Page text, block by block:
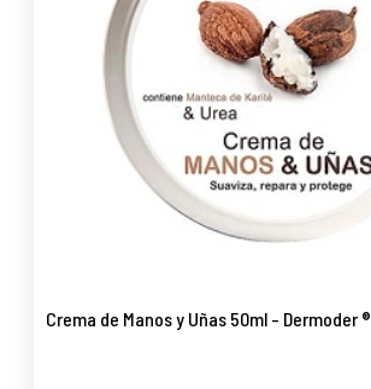
Crema de Manos y Uñas 50ml - Dermoder ®